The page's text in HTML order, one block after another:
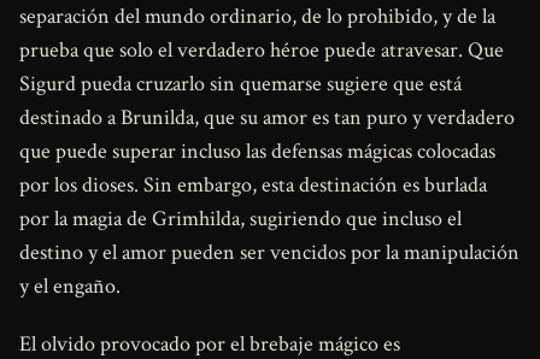
separación del mundo ordinario, de lo prohibido, y de la
prueba que solo el verdadero héroe puede atravesar. Que
Sigurd pueda cruzarlo sin quemarse sugiere que está
destinado a Brunilda, que su amor es tan puro y verdadero
que puede superar incluso las defensas mágicas colocadas
por los dioses. Sin embargo, esta destinación es burlada
por la magia de Grimhilda, sugiriendo que incluso el
destino y el amor pueden ser vencidos por la manipulación
y el engaño.
El olvido provocado por el brebaje mágico es